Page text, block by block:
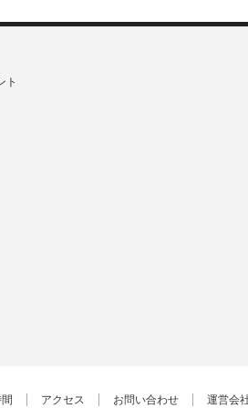
ト
アクセス お問い合わせ 運営会